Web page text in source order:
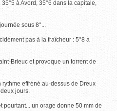
à Avord, 35°6 dans la capitale,
sous 8°...
pas à la fraîcheur : 5°8 à
Brieuc et provoque un torrent de
rythme effréné au-dessus de Dreux
jours.
pourtant... un orage donne 50 mm de